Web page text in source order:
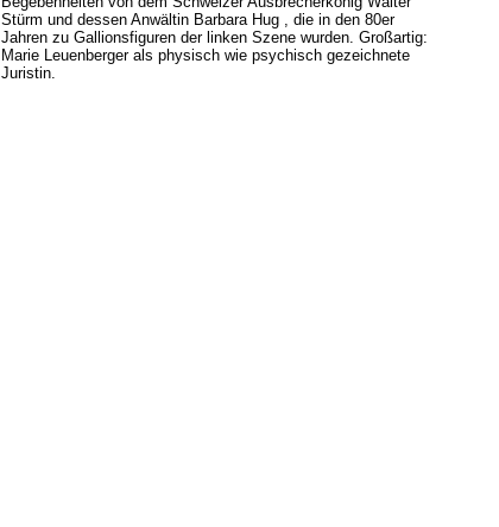
Stürm und dessen Anwältin Barbara Hug , die in den 80er
Jahren zu Gallionsfiguren der linken Szene wurden. Großartig:
Marie Leuenberger als physisch wie psychisch gezeichnete
Juristin.